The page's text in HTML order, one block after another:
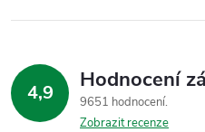
4,9 Hodnocení
9651 hodnocení
Zobrazit recenze